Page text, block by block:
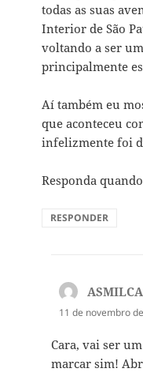
todas as suas
Interior de São
voltando a ser
principalmente
Aí também eu
que aconteceu
infelizmente foi
Responda
RESPONDER
11 de novembro
Cara, vai ser
marcar sim!